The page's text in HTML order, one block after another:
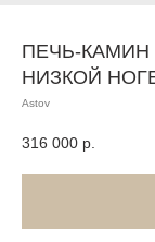
ПЕЧЬ-КАМИН
НИЗКОЙ
Astov
316 000 р.